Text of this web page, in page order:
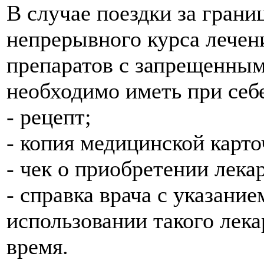
В случае поездки за
непрерывного курса
препаратов с
необходимо иметь при
- рецепт;
- копия медицинской
- чек о приобретении
- справка врача с
использовании такого
время.